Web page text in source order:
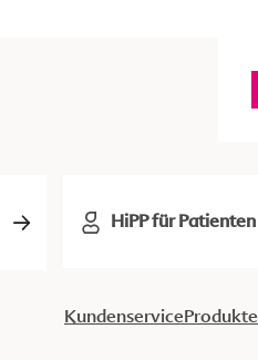
HiPP für Patienten
KundenserviceProdukte